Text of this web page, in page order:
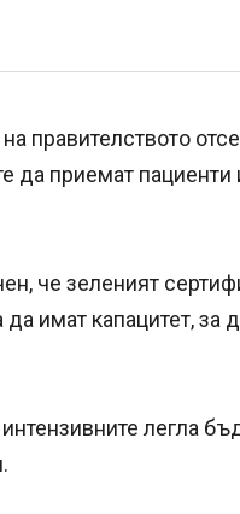
правителството
да приемат пациенти
че зеленият
да имат капацитет,
интензивните легла